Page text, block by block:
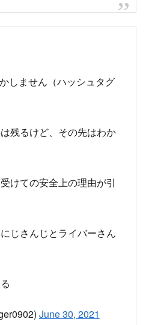
しません（ハッシュタグ
残るけど、その先はわか
けての安全上の理由が引
じさんじとライバーさん
June 30, 2021